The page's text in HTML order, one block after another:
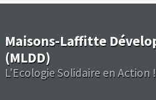
Maisons-Laffitte
(MLDD)
L'Ecologie Solidaire en Action !